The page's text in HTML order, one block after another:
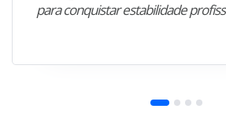
para conquistar estabilidade